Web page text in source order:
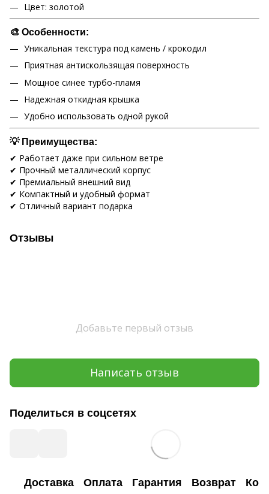
Цвет: золотой
🎨 Особенности:
Уникальная текстура под камень / крокодил
Приятная антискользящая поверхность
Мощное синее турбо-пламя
Надежная откидная крышка
Удобно использовать одной рукой
💡 Преимущества:
✔ Работает даже при сильном ветре
✔ Прочный металлический корпус
✔ Премиальный внешний вид
✔ Компактный и удобный формат
✔ Отличный вариант подарка
Отзывы
Добавьте первый отзыв
Написать отзыв
Поделиться в соцсетях
Доставка Оплата Гарантия Возврат